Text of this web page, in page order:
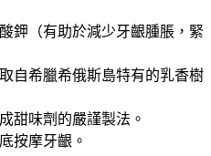
鉀（有助於減少牙齦腫脹，緊
自希臘希俄斯島特有的乳香樹
甜味劑的嚴謹製法。
按摩牙齦。